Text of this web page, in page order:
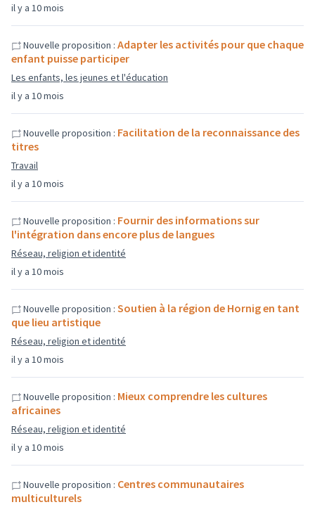
il y a 10 mois
il y a 10 mois
Nouvelle proposition : Adapter les activités pour que chaque
enfant puisse participer
Les enfants, les jeunes et l'éducation
il y a 10 mois
Nouvelle proposition : Facilitation de la reconnaissance des
titres
Travail
il y a 10 mois
Nouvelle proposition : Fournir des informations sur
l'intégration dans encore plus de langues
Réseau, religion et identité
il y a 10 mois
Nouvelle proposition : Soutien à la région de Hornig en tant
que lieu artistique
Réseau, religion et identité
il y a 10 mois
Nouvelle proposition : Mieux comprendre les cultures
africaines
Réseau, religion et identité
Nouvelle proposition : Centres communautaires
multiculturels